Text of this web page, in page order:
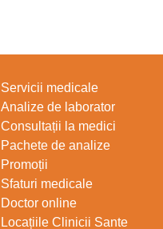
Servicii medicale
Analize de laborator
Consultații la medici
Pachete de analize
Promoții
Sfaturi medicale
Doctor online
Locațiile Clinicii Sante